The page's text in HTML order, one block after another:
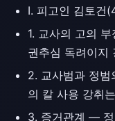
Ⅰ. 피고인 김토
1. 교사의 고의
권추심 독려이지
2. 교사범과 정
의 칼 사용 강취
3. 증거관계 — 정